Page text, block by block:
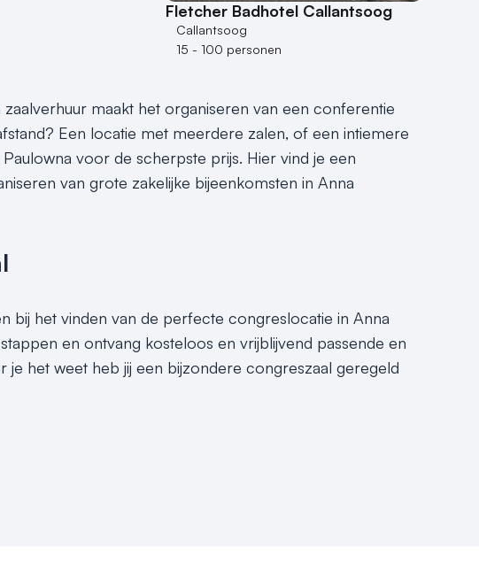
Fletcher Badhotel Callantsoog
Callantsoog
15 - 100 personen
maakt het organiseren van een conferentie
Een locatie met meerdere zalen, of een intiemere
voor de scherpste prijs. Hier vind je een
van grote zakelijke bijeenkomsten in Anna
bij het vinden van de perfecte congreslocatie in Anna
en ontvang kosteloos en vrijblijvend passende en
het weet heb jij een bijzondere congreszaal geregeld